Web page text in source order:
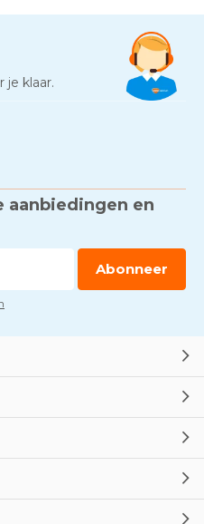
- Welke past
van Arbowinkel.nl
brand met
hittemelders en
van Arbowinkel.nl
de BHV - Als elke
flessen en
je klaar.
aanbiedingen en
Abonneer